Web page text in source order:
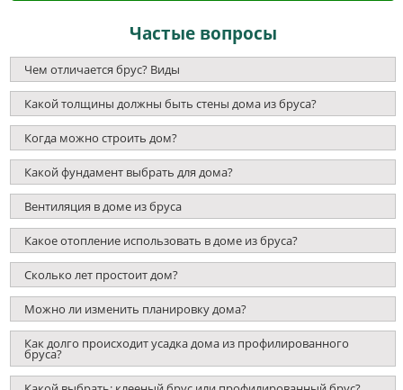
Частые вопросы
Чем отличается брус? Виды
Какой толщины должны быть стены дома из бруса?
Когда можно строить дом?
Какой фундамент выбрать для дома?
Вентиляция в доме из бруса
Какое отопление использовать в доме из бруса?
Сколько лет простоит дом?
Можно ли изменить планировку дома?
Как долго происходит усадка дома из профилированного
бруса?